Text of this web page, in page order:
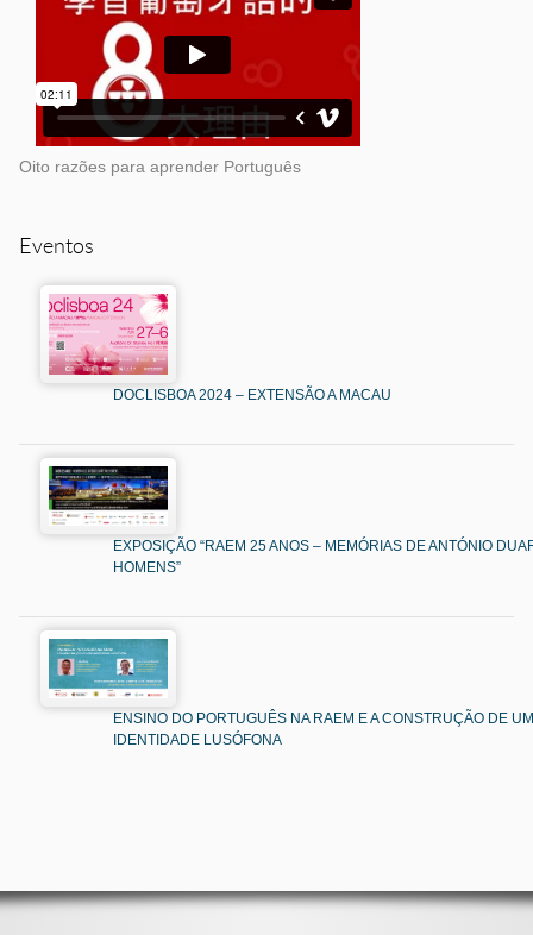
Oito razões para aprender Português
Eventos
DOCLISBOA 2024 – EXTENSÃO A MACAU
EXPOSIÇÃO “RAEM 25 ANOS – MEMÓRIAS DE ANTÓNIO
HOMENS”
ENSINO DO PORTUGUÊS NA RAEM E A CONSTRUÇÃO DE
IDENTIDADE LUSÓFONA